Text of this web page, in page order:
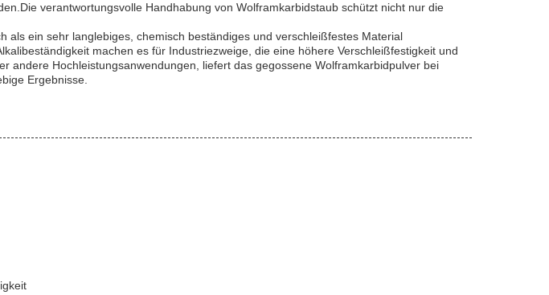
verantwortungsvolle Handhabung von Wolframkarbidstaub schützt nicht nur die
ein sehr langlebiges, chemisch beständiges und verschleißfestes Material
machen es für Industriezweige, die eine höhere Verschleißfestigkeit und
andere Hochleistungsanwendungen, liefert das gegossene Wolframkarbidpulver bei
Ergebnisse.